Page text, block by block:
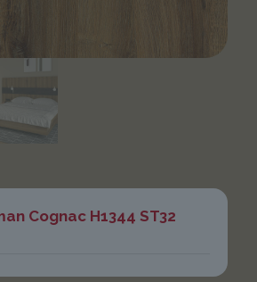
Cognac H1344 ST32